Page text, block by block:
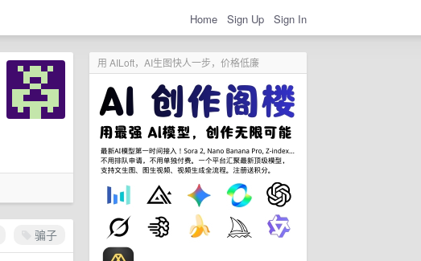
Home Sign Up Sign In
用 AILoft，AI生图快人一步，价格低廉
骗子